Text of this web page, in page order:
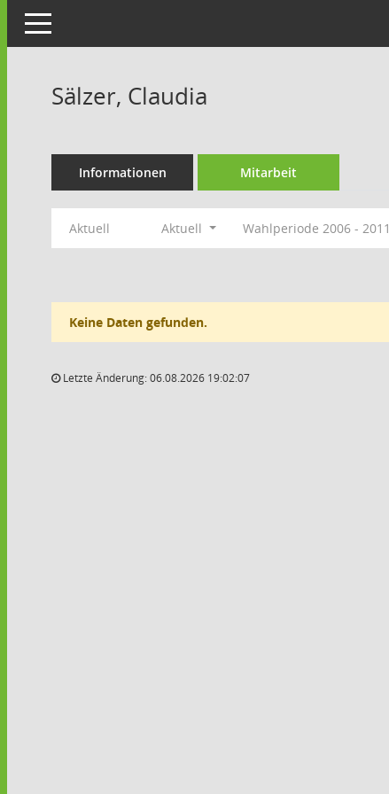
Toggle navigation
Sälzer, Claudia
Informationen Mitarbeit
Aktuell Aktuell Wahlperiode 2006 - 2011
Keine Daten gefunden.
Letzte Änderung: 06.08.2026 19:02:07